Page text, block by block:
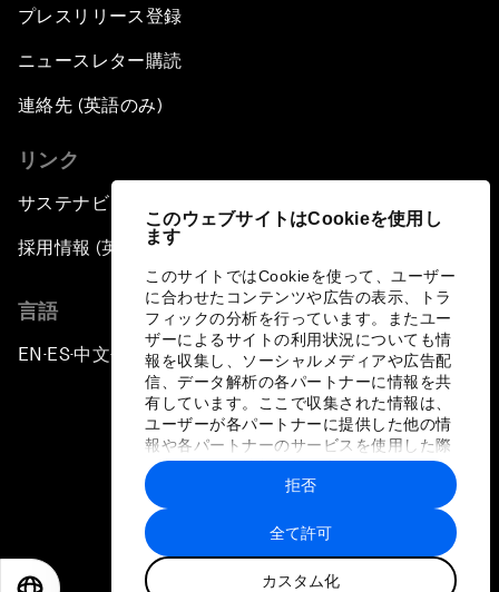
このウェブサイトはCookieを使用し
ます
このサイトではCookieを使って、ユーザー
に合わせたコンテンツや広告の表示、トラ
フィックの分析を行っています。またユー
ザーによるサイトの利用状況についても情
報を収集し、ソーシャルメディアや広告配
信、データ解析の各パートナーに情報を共
有しています。ここで収集された情報は、
ユーザーが各パートナーに提供した他の情
報や各パートナーのサービスを使用した際
に収集された情報と組み合わされ、各パー
トナーによって使用されることがありま
す。
全て許可
カスタム化
拒否
プレスリリース登録
ニュースレター購読
連絡先 (英語のみ)
リンク
サステナビリティへの取り組み
採用情報 (英語のみ)
言語
EN ▪ ES▪中文▪ 日本語
プライバシーポリシーと利用規約
サイトマップ
©
世界経済フォーラム